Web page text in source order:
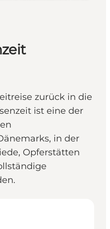
zurück in die
ist eine der
in der
Opferstätten